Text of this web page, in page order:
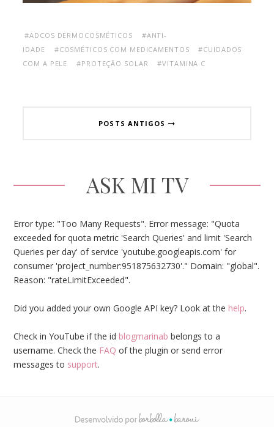
#ADCOS DERMOCOSMÉTICOS
#ANTI-
IDADE
#COSMÉTICOS COM MEDICAMENTOS
#CUIDADOS
COM A PELE
#PROTEÇÃO SOLAR #VITAMINA C
POSTS ANTIGOS
ASK MI TV
Error type: "Too Many Requests". Error message: "Quota
exceeded for quota metric 'Search Queries' and limit 'Search
Queries per day' of service 'youtube.googleapis.com' for
consumer 'project_number:951875632730'." Domain: "global".
Reason: "rateLimitExceeded".
Did you added your own Google API key? Look at the help.
Check in YouTube if the id blogmarinab belongs to a
username. Check the FAQ of the plugin or send error
messages to support.